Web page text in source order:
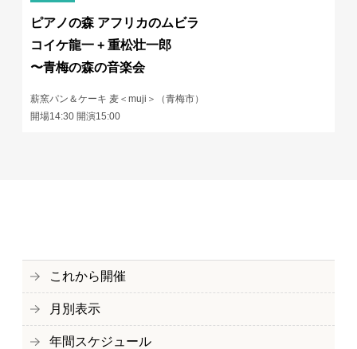
ピアノの森 アフリカのムビラ
コイケ龍一 + 重松壮一郎
〜青梅の森の音楽会
薪窯パン＆ケーキ 麦＜muji＞（青梅市）
開場14:30 開演15:00
これから開催
月別表示
年間スケジュール